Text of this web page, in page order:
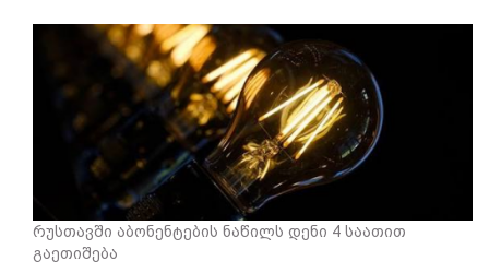
რუსთავში აბონენტების ნაწილს დენი 4 საათით
გაეთიშება